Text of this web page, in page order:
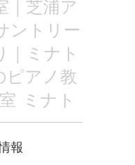
｜芝浦ア
ントリー
｜ミナト
ピアノ教
ミナト
報